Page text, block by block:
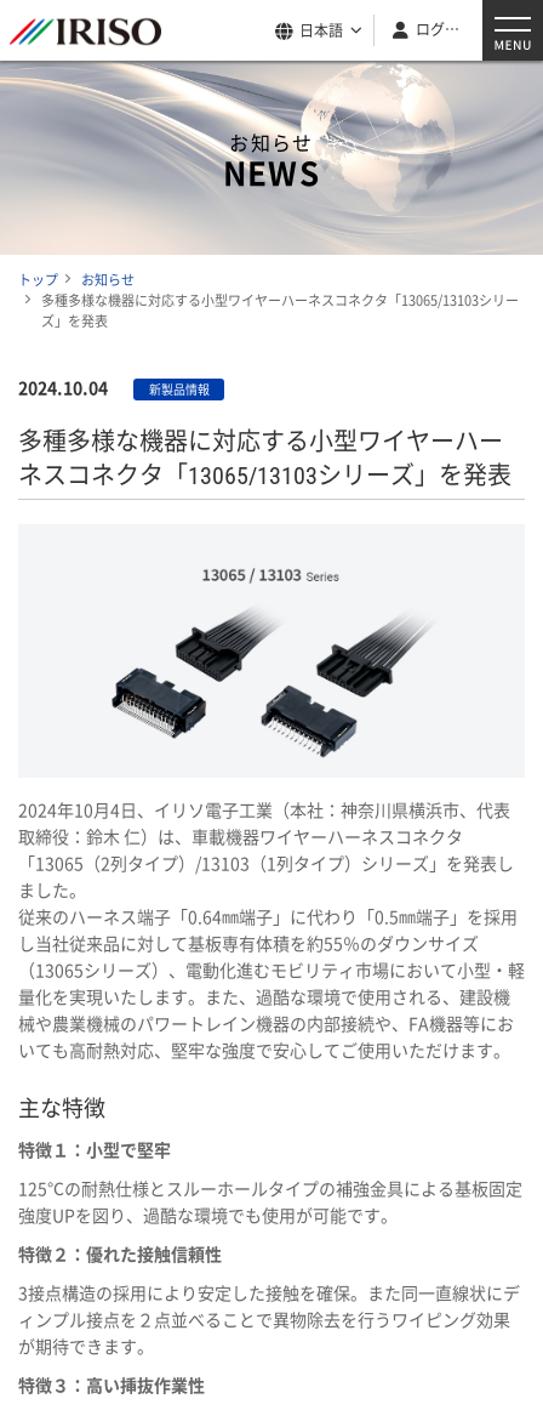
日本語 ログイン
お知らせ
NEWS
トップ
お知らせ
多種多様な機器に対応する小型ワイヤーハーネスコネクタ「13065/13103シリー
ズ」を発表
2024.10.04 新製品情報
多種多様な機器に対応する小型ワイヤーハー
ネスコネクタ「13065/13103シリーズ」を発表
2024年10月4日、イリソ電子工業（本社：神奈川県横浜市、代表
取締役：鈴木 仁）は、車載機器ワイヤーハーネスコネクタ
「13065（2列タイプ）/13103（1列タイプ）シリーズ」を発表し
ました。
従来のハーネス端子「0.64㎜端子」に代わり「0.5㎜端子」を採用
し当社従来品に対して基板専有体積を約55％のダウンサイズ
（13065シリーズ）、電動化進むモビリティ市場において小型・軽
量化を実現いたします。また、過酷な環境で使用される、建設機
械や農業機械のパワートレイン機器の内部接続や、FA機器等にお
いても高耐熱対応、堅牢な強度で安心してご使用いただけます。
主な特徴
特徴１：小型で堅牢
125℃の耐熱仕様とスルーホールタイプの補強金具による基板固定
強度UPを図り、過酷な環境でも使用が可能です。
特徴２：優れた接触信頼性
3接点構造の採用により安定した接触を確保。また同一直線状にデ
ィンプル接点を２点並べることで異物除去を行うワイピング効果
が期待できます。
特徴３：高い挿抜作業性